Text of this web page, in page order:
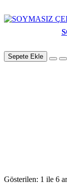
Sepete Ekle
Gösterilen: 1 ile 6